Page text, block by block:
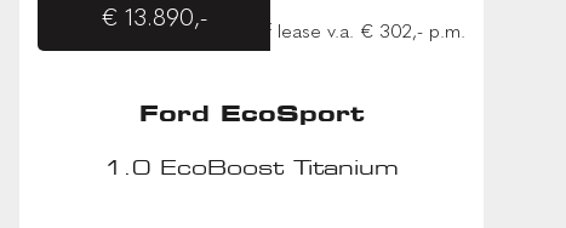
€ 13.890,- of lease v.a. € 302,- p.m.
Ford EcoSport
1.0 EcoBoost Titanium